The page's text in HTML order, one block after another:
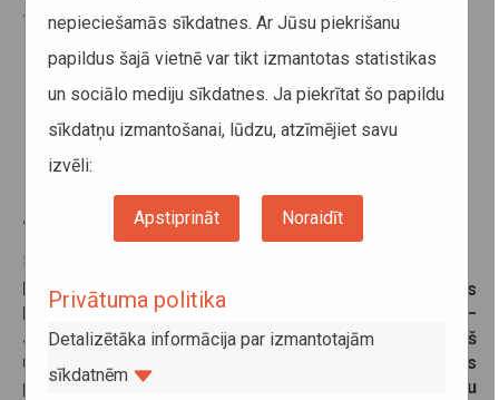
Jaunsaule–Skaistkalne
Pievienotas pieturas vai mainīti
nosaukumi reģionālo autobusu
maršrutos Rīga–Vecumnieki,
Rīga–Skaistkalne un Bauska–
Jaunsaule–Skaistkalne
30. janvāris 2025
No šī gada 10. februāra reģionālo autobusu maršrutos
Rīga–Vecumnieki, Rīga–Skaistkalne un Bauska–
Jaunsaule–Skaistkalne pasažieriem jāpievērš
uzmanība izmaiņām reisu kustības sarakstos
pievienotajām pieturām vai pieturu nosaukumu
nepieciešamās sīkdatnes. Ar Jūsu piekrišanu
papildus šajā vietnē var tikt izmantotas statistikas
un sociālo mediju sīkdatnes. Ja piekrītat šo papildu
sīkdatņu izmantošanai, lūdzu, atzīmējiet savu
izvēli:
Apstiprināt Noraidīt
Privātuma politika
Detalizētāka informācija par izmantotajām
sīkdatnēm